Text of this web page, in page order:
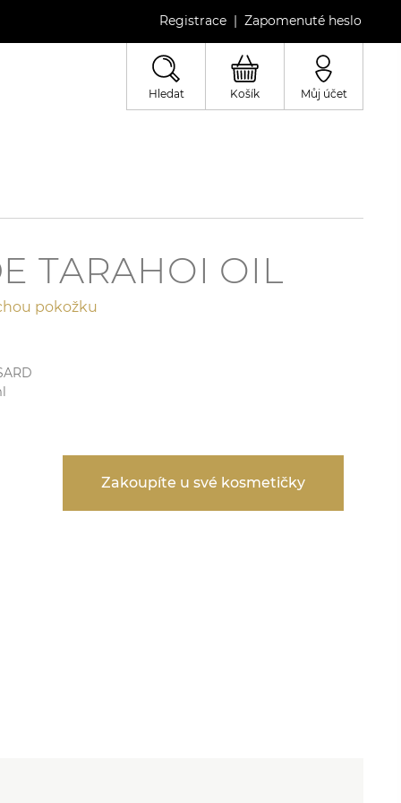
Registrace | Zapomenuté heslo
Hledat Košík Můj účet
TARAHOI OIL
pokožku
Zakoupíte u své kosmetičky